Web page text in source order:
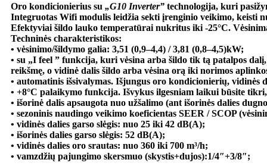
Oro kondicionierius su „G10 Inverter” technologija, kuri
Integruotas Wifi modulis leidžia sekti įrenginio veikimo, keisti
Efektyviai šildo lauko temperatūrai nukritus iki -25°C.
Techninės charakteristikos:
• vėsinimo/šildymo galia: 3,51 (0,9–4,4) / 3,81 (0,8–4,5)kW;
• su „I feel ” funkcija, kuri vėsina arba šildo tik tą patalpos
reikšmę, o vidinė dalis šildo arba vėsina orą iki norimos
• automatinis išsivalymas. Išjungus oro kondicionierių,
• +8°C palaikymo funkcija. Išvykus ilgesniam laikui būsite
• išorinė dalis apsaugota nuo užšalimo (ant išorinės dalies
• sezoninis naudingo veikimo koeficientas SEER / SCOP
• vidinės dalies garso slėgis: nuo 25 iki 42 dB(A);
• išorinės dalies garso slėgis: 52 dB(A);
• vidinės dalies oro srautas: nuo 360 iki 700 m³/h;
• vamzdžių pajungimo skersmuo (skystis+dujos):1/4″+3/8″;